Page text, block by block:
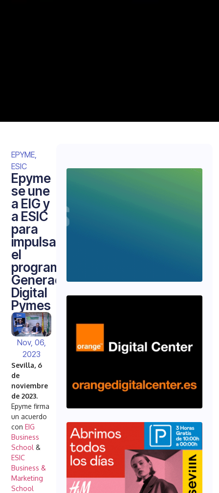
EPYME
ESIC
Epyme
se une
a EIG y
a ESIC
para
impulsar
el
programa
Generación
Digital
Pymes
Nov, 06,
2023
Sevilla, 6
de
noviembre
de 2023.
Epyme firma
un acuerdo
conEIG
Business
School &
ESIC
Business &
Marketing
School